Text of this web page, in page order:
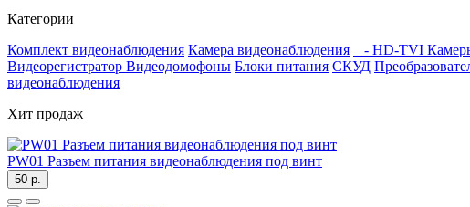
Категории
Комплект видеонаблюдения Камера видеонаблюдения - HD-TVI
Видеорегистратор Видеодомофоны Блоки питания СКУД
видеонаблюдения
Хит продаж
PW01 Разъем питания видеонаблюдения под винт
50 р.